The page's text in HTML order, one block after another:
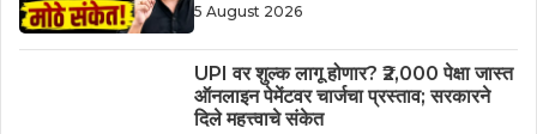
5 August 2026
UPI वर शुल्क लागू होणार? ₹2,000 पेक्षा जास्त
ऑनलाइन पेमेंटवर चार्जचा प्रस्ताव; सरकारने
दिले महत्त्वाचे संकेत